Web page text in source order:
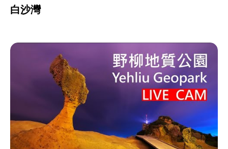
白沙灣